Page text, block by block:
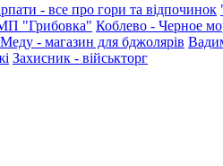
- все про гори та відпочинок
"Грибовка" Коблево - Черное
- магазин для бджолярів
Захисник - військторг